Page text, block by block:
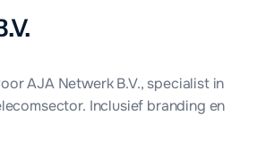
AJA Netwerk B.V., specialist in
Inclusief branding en